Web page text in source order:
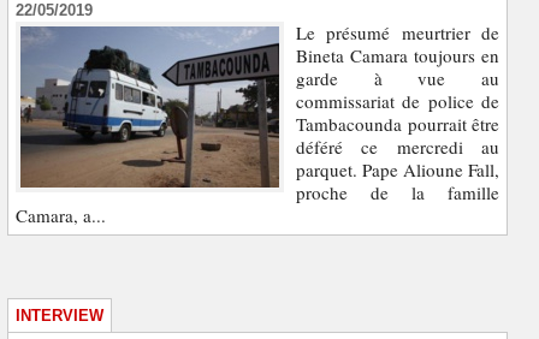
22/05/2019
Le présumé meurtrier de
Bineta Camara toujours en
garde à vue au
commissariat de police de
Tambacounda pourrait être
déféré ce mercredi au
parquet. Pape Alioune Fall,
proche de la famille
Camara, a...
INTERVIEW